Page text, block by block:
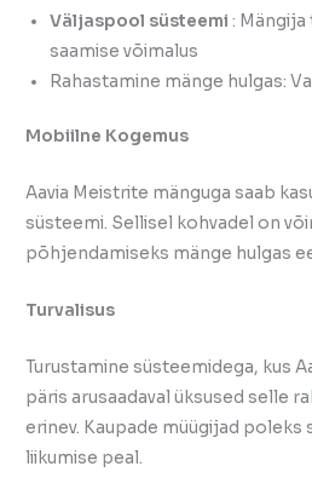
Väljaspool süsteemi:
saamise võimalus
Rahastamine mänge hulgas:
Mobiilne Kogemus
Aavia Meistrite mänguga saab
süsteemi. Sellisel kohvadel on
põhjendamiseks mänge hulgas
Turvalisus
Turustamine süsteemidega, kus
päris arusaadaval üksused selle
erinev. Kaupade müügijad poleks
liikumise peal.